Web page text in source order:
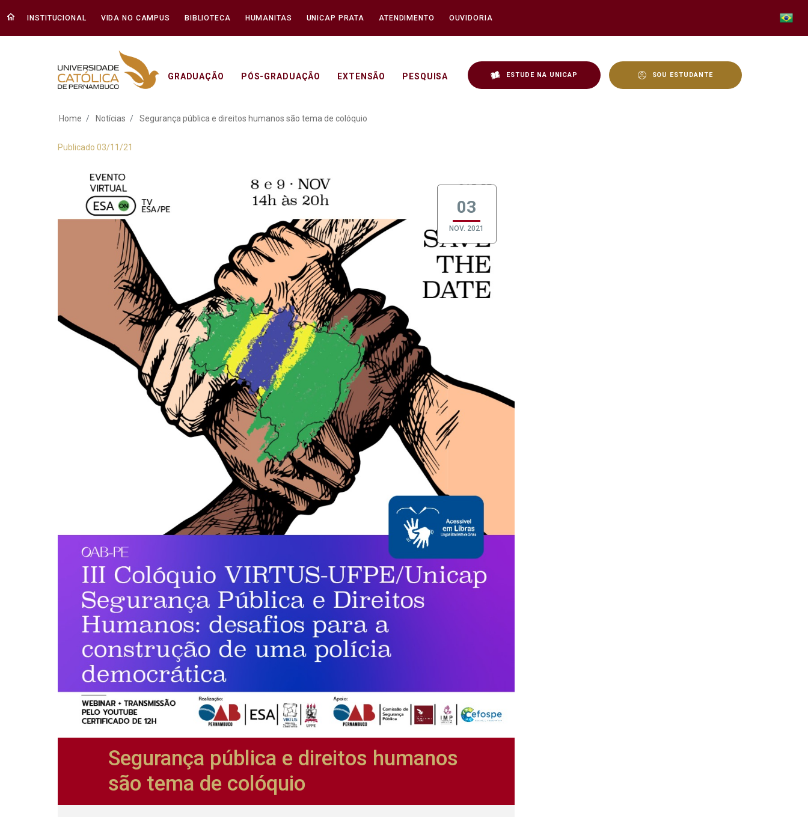
INSTITUCIONAL VIDA NO CAMPUS BIBLIOTECA HUMANITAS UNICAP PRATA ATENDIMENTO OUVIDORIA
GRADUAÇÃO PÓS-GRADUAÇÃO EXTENSÃO PESQUISA ESTUDE NA UNICAP SOU ESTUDANTE
Segurança pública e direitos humanos são tema de colóquio - Unicap
Home Notícias Segurança pública e direitos humanos são tema de colóquio
Publicado 03/11/21
03
NOV. 2021
Segurança pública e direitos humanos
são tema de colóquio